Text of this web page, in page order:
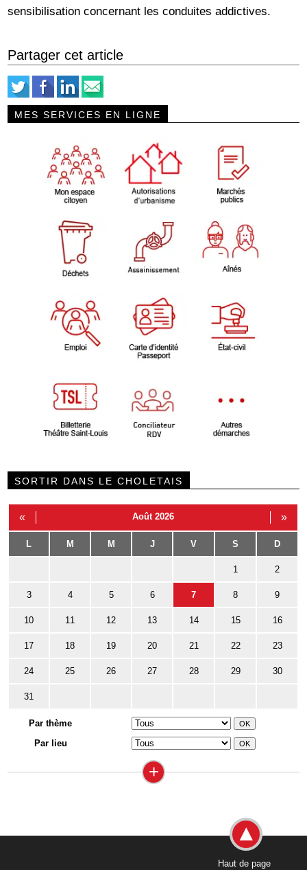
sensibilisation concernant les conduites addictives.
Partager cet article
MES SERVICES EN LIGNE
SORTIR DANS LE CHOLETAIS
« Août 2026 »
L M M J V S D
1 2
3 4 5 6 7 8 9
10 11 12 13 14 15 16
17 18 19 20 21 22 23
24 25 26 27 28 29 30
31
Par thème
Par lieu
+
Haut de page